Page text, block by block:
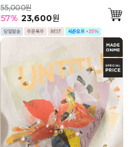
55,000원
57% 23,600원